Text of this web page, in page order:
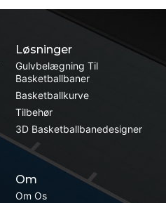
Løsninger
Gulvbelægning Til
Basketballbaner
Basketballkurve
Tilbehør
3D Basketballbanedesigner
Om
Om Os